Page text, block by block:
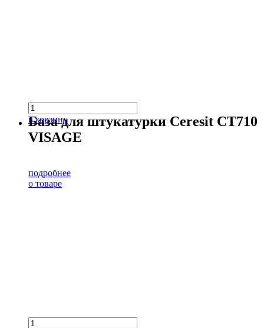
в корзину
База для штукатурки Ceresit CT710
VISAGE
подробнее
о товаре